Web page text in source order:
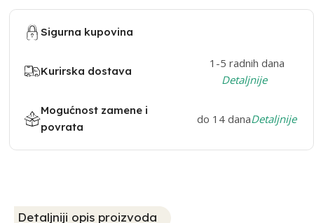
Sigurna kupovina
Kurirska dostava
1-5 radnih dana
Detaljnije
Mogućnost zamene i
povrata
do 14 danaDetaljnije
Detaljniji opis proizvoda